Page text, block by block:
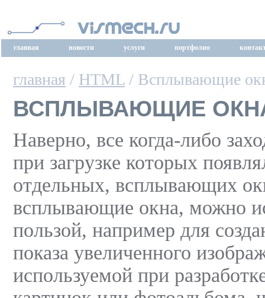
главная новости услуги портфолио
главная / HTML / Всплывающие
ВСПЛЫВАЮЩИЕ
Наверно, все когда-либо
при загрузке которых
отдельных, всплывающих
всплывающие окна, можно
пользой, например для
показа увеличенного
используемой при